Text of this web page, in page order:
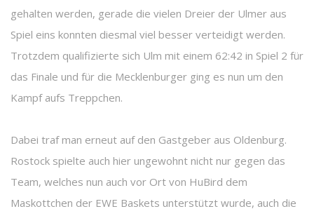
gehalten werden, gerade die vielen Dreier der Ulmer aus
Spiel eins konnten diesmal viel besser verteidigt werden.
Trotzdem qualifizierte sich Ulm mit einem 62:42 in Spiel 2 für
das Finale und für die Mecklenburger ging es nun um den
Kampf aufs Treppchen.
Dabei traf man erneut auf den Gastgeber aus Oldenburg.
Rostock spielte auch hier ungewohnt nicht nur gegen das
Team, welches nun auch vor Ort von HuBird dem
Maskottchen der EWE Baskets unterstützt wurde, auch die